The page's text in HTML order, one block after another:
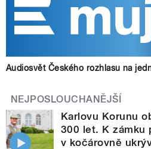
Audiosvět Českého rozhlasu na
NEJPOSLOUCHANĚJŠÍ
Karlovu Korunu
300 let. K zámku
v kočárovně